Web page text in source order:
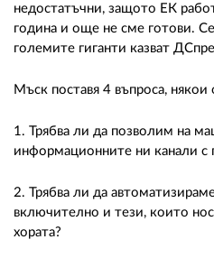
недостатъчни, защото ЕК
година и още не сме готови.
големите гиганти казват
Мъск поставя 4 въпроса,
1. Трябва ли да позволим на
информационните ни канали с
2. Трябва ли да
включително и тези, които
хората?